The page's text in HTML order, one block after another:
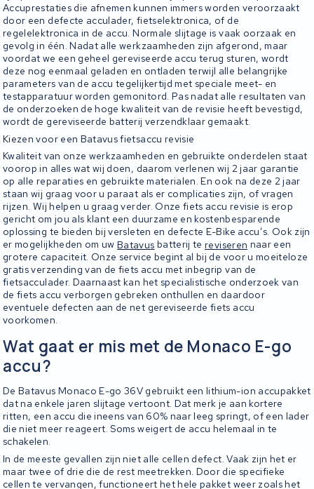
Accuprestaties die afnemen kunnen immers worden veroorzaakt
door een defecte acculader, fietselektronica, of de
regelelektronica in de accu. Normale slijtage is vaak oorzaak en
gevolg in één. Nadat alle werkzaamheden zijn afgerond, maar
voordat we een geheel gereviseerde accu terug sturen, wordt
deze nog eenmaal geladen en ontladen terwijl alle belangrijke
parameters van de accu tegelijkertijd met speciale meet- en
testapparatuur worden gemonitord. Pas nadat alle resultaten van
de onderzoeken de hoge kwaliteit van de revisie heeft bevestigd,
wordt de gereviseerde batterij verzendklaar gemaakt.
Kiezen voor een Batavus fietsaccu revisie
Kwaliteit van onze werkzaamheden en gebruikte onderdelen staat
voorop in alles wat wij doen, daarom verlenen wij 2 jaar garantie
op alle reparaties en gebruikte materialen. En ook na deze 2 jaar
staan wij graag voor u paraat als er complicaties zijn, of vragen
rijzen. Wij helpen u graag verder. Onze fiets accu revisie is erop
gericht om jou als klant een duurzame en kostenbesparende
oplossing te bieden bij versleten en defecte E-Bike accu’s. Ook zijn
er mogelijkheden om uwBatavus batterij tereviseren naar een
grotere capaciteit. Onze service begint al bij de voor u moeiteloze
gratis verzending van de fiets accu met inbegrip van de
fietsacculader. Daarnaast kan het specialistische onderzoek van
de fiets accu verborgen gebreken onthullen en daardoor
eventuele defecten aan de net gereviseerde fiets accu
voorkomen.
Wat gaat er mis met de Monaco E-go
accu?
De Batavus Monaco E-go 36V gebruikt een lithium-ion accupakket
dat na enkele jaren slijtage vertoont. Dat merk je aan kortere
ritten, een accu die ineens van 60% naar leeg springt, of een lader
die niet meer reageert. Soms weigert de accu helemaal in te
schakelen.
In de meeste gevallen zijn niet alle cellen defect. Vaak zijn het er
maar twee of drie die de rest meetrekken. Door die specifieke
cellen te vervangen, functioneert het hele pakket weer zoals het